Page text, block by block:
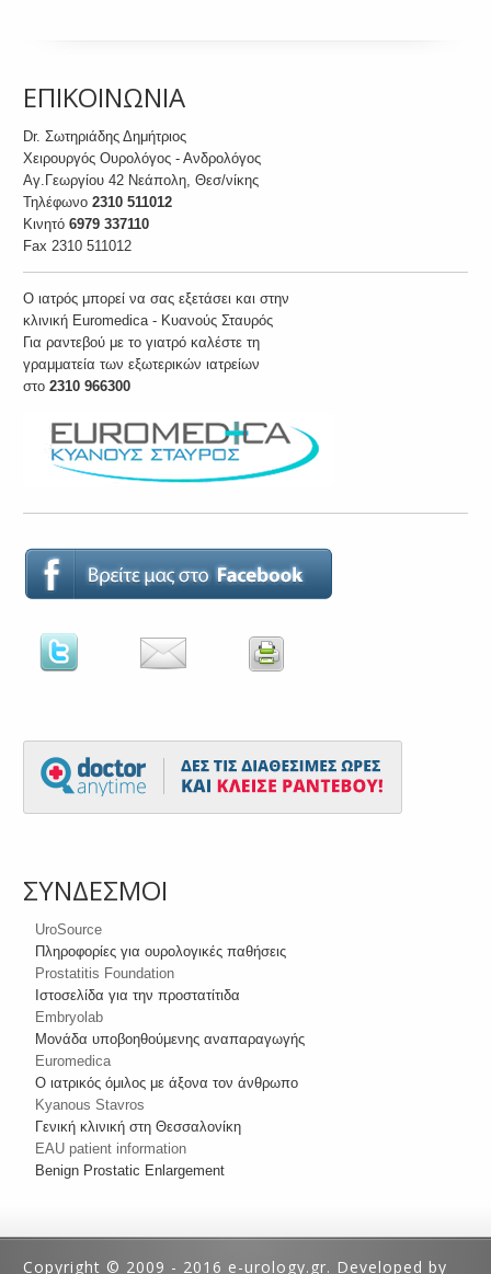
ΕΠΙΚΟΙΝΩΝΙΑ
Dr. Σωτηριάδης Δημήτριος
Χειρουργός Ουρολόγος - Ανδρολόγος
Αγ.Γεωργίου 42 Νεάπολη, Θεσ/νίκης
Τηλέφωνο2310 511012
Κινητό6979 337110
Fax 2310 511012
O ιατρός μπορεί να σας εξετάσει και στην
κλινική Euromedica - Κυανούς Σταυρός
Για ραντεβού με το γιατρό καλέστε τη
γραμματεία των εξωτερικών ιατρείων
στο2310 966300
ΣΥΝΔΕΣΜΟΙ
UroSource
Πληροφορίες για ουρολογικές παθήσεις
Prostatitis Foundation
Ιστοσελίδα για την προστατίτιδα
Embryolab
Μονάδα υποβοηθούμενης αναπαραγωγής
Euromedica
Ο ιατρικός όμιλος με άξονα τον άνθρωπο
Kyanous Stavros
Γενική κλινική στη Θεσσαλονίκη
EAU patient information
Benign Prostatic Enlargement
Copyright © 2009 - 2016 e-urology.gr. Developed by